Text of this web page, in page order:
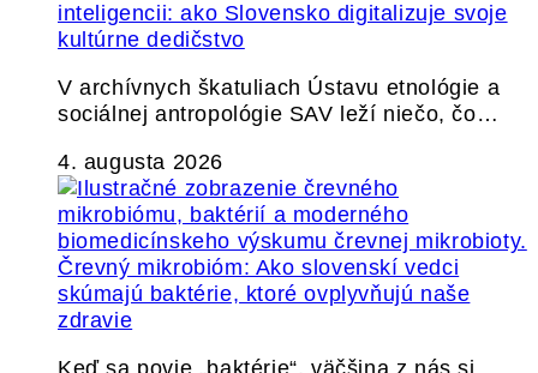
inteligencii: ako Slovensko digitalizuje svoje
kultúrne dedičstvo
V archívnych škatuliach Ústavu etnológie a
sociálnej antropológie SAV leží niečo, čo…
4. augusta 2026
Črevný mikrobióm: Ako slovenskí vedci
skúmajú baktérie, ktoré ovplyvňujú naše
zdravie
Keď sa povie „baktérie“, väčšina z nás si